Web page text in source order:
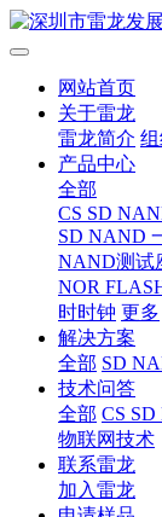
网站首页
关于雷龙
雷龙简介
产品中心
全部
CS SD
SD NAND
NAND测试
NOR
时时钟 更多
解决方案
全部 SD
技术问答
全部 CS
物联网技术
联系雷龙
加入雷龙